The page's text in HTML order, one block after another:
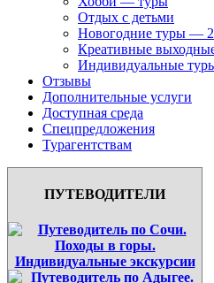
Отдых с детьми
Новогодние туры —
Креативные
Индивидуальные
Отзывы
Дополнительные услуги
Доступная среда
Спецпредложения
Турагентствам
ПУТЕВОДИТЕЛИ